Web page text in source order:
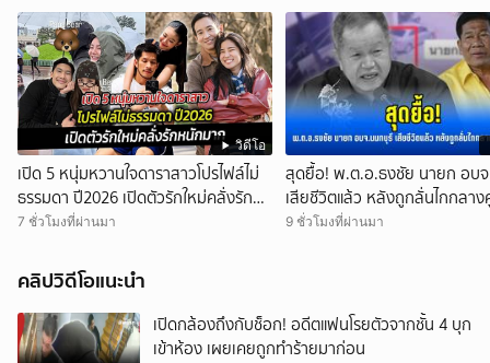
วิดีโอ
เปิด 5 หนุ่มหวานใจดาราสาวโปรไฟล์ไม่
ธรรมดา ปี2026 เปิดตัวรักใหม่คลั่งรัก
หนักมาก
7 ชั่วโมงที่ผ่านมา
สุดยื้อ! พ.ต.อ.ธงชัย นายก อบ
เสียชีวิตแล้ว หลังถูกลั่นไกกลา
ราชการ
9 ชั่วโมงที่ผ่านมา
คลิปวิดีโอแนะนำ
เปิดกล้องถึงกับช็อก! อดีตแฟนโรยตัวจากชั้น 4 บุก
เข้าห้อง เผยเคยถูกทำร้ายมาก่อน